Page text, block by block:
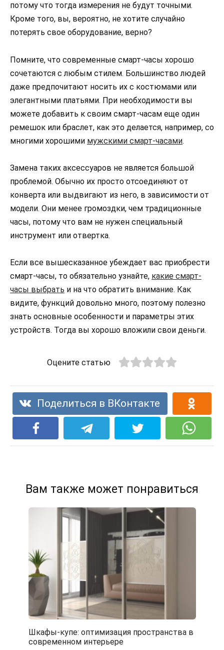
потому что тогда измерения не будут точными.
Кроме того, вы, вероятно, не хотите случайно
потерять свое оборудование, верно?
Помните, что современные смарт-часы хорошо
сочетаются с любым стилем. Большинство людей
даже предпочитают носить их с костюмами или
элегантными платьями. При необходимости вы
можете добавить к своим смарт-часам еще один
ремешок или браслет, как это делается, например, со
многими хорошими мужскими смарт-часами.
Замена таких аксессуаров не является большой
проблемой. Обычно их просто отсоединяют от
конверта или выдвигают из него, в зависимости от
модели. Они менее громоздки, чем традиционные
часы, потому что вам не нужен специальный
инструмент или отвертка.
Если все вышесказанное убеждает вас приобрести
смарт-часы, то обязательно узнайте, какие смарт-
часы выбрать и на что обратить внимание. Как
видите, функций довольно много, поэтому полезно
знать основные особенности и параметры этих
устройств. Тогда вы хорошо вложили свои деньги.
Оцените статью
Поделиться в ВКонтакте
Вам также может понравиться
Шкафы-купе: оптимизация пространства в
современном интерьере